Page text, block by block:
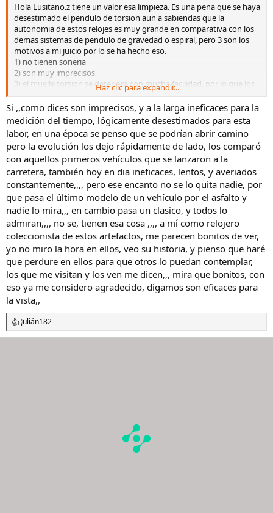
Hola Lusitano.z tiene un valor esa limpieza. Es una pena que se haya
desestimado el pendulo de torsion aun a sabiendas que la
autonomia de estos relojes es muy grande en comparativa con los
demas sistemas de pendulo de gravedad o espiral, pero 3 son los
motivos a mi juicio por lo se ha hecho eso.
1) no tienen soneria
2) son muy imprecisos
3) el muelle torsion se deteriora con mucha facilidad, por lo que los
ajustes son constantes,laboriosos y aveces imposibles
Pero por eso no dejan de ser bonitos, decorativos en cualquier
estante o mesa y si estan en funcionamiento atrayentes... que pena
y lo digo tambien por los ATMOS cuyo problema es la perdida del
gas de la capsula bariotermica, cuyos precios son astronomicos por
llevar piezas auricas o chapadas en el metal
Todos estos relojes han sido ya sentenciados desde el principio
Bueno es una reflexion despues del estudio exhaustivo de este tipo
de relojes
Haz clic para expandir...
Si ,,como dices son imprecisos, y a la larga ineficaces para la
medición del tiempo, lógicamente desestimados para esta
labor, en una época se penso que se podrían abrir camino
pero la evolución los dejo rápidamente de lado, los comparó
con aquellos primeros vehículos que se lanzaron a la
carretera, también hoy en dia ineficaces, lentos, y averiados
constantemente,,,, pero ese encanto no se lo quita nadie, por
que pasa el último modelo de un vehículo por el asfalto y
nadie lo mira,,, en cambio pasa un clasico, y todos lo
admiran,,,, no se, tienen esa cosa ,,,, a mí como relojero
coleccionista de estos artefactos, me parecen bonitos de ver,
yo no miro la hora en ellos, veo su historia, y pienso que haré
que perdure en ellos para que otros lo puedan contemplar,
los que me visitan y los ven me dicen,,, mira que bonitos, con
eso ya me considero agradecido, digamos son eficaces para
la vista,,
R
e
Julián182